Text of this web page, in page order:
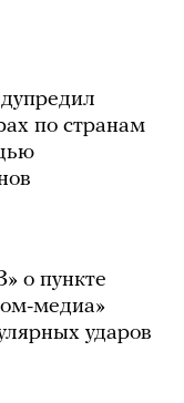
по странам
о пункте
медиа»
ударов